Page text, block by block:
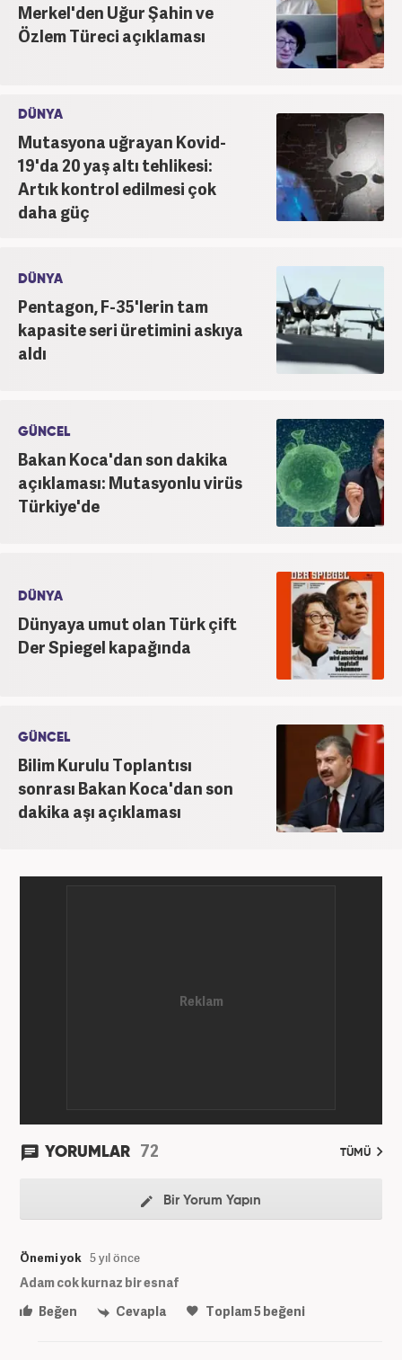
Merkel'den Uğur Şahin ve
Özlem Türeci açıklaması
DÜNYA
Mutasyona uğrayan Kovid-
19'da 20 yaş altı tehlikesi:
Artık kontrol edilmesi çok
daha güç
DÜNYA
Pentagon, F-35'lerin tam
kapasite seri üretimini askıya
aldı
GÜNCEL
Bakan Koca'dan son dakika
açıklaması: Mutasyonlu virüs
Türkiye'de
DÜNYA
Dünyaya umut olan Türk çift
Der Spiegel kapağında
GÜNCEL
Bilim Kurulu Toplantısı
sonrası Bakan Koca'dan son
dakika aşı açıklaması
YORUMLAR 72 TÜMÜ
Bir Yorum Yapın
Önemi yok 5 yıl önce
Adam cok kurnaz bir esnaf
Beğen
Cevapla Toplam5beğeni